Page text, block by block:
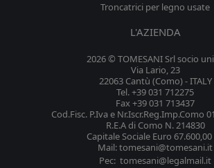
Troncatrici per legno usate
L'AZIENDA
2026 © TOMESANI Srl socio
Via Lario, 23
22063 Cantù (Como) - ITALY
Tel. +39 031 712275
Fax +39 031 713437
Cod.Fisc. P.Iva e Nr.Iscr.Reg.Imp.Como
R.E.A di Como N. 214830
Capitale Sociale Euro 67.600,00
Mail: tomesani@tomesani.it
Pec: tomesani@legalmail.it